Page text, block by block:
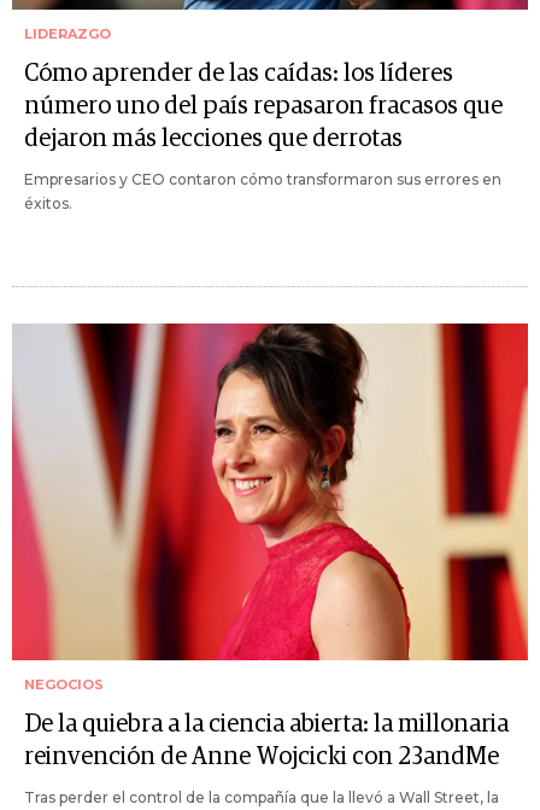
LIDERAZGO
Cómo aprender de las caídas: los líderes
número uno del país repasaron fracasos que
dejaron más lecciones que derrotas
Empresarios y CEO contaron cómo transformaron sus errores en
éxitos.
NEGOCIOS
De la quiebra a la ciencia abierta: la millonaria
reinvención de Anne Wojcicki con 23andMe
Tras perder el control de la compañía que la llevó a Wall Street, la